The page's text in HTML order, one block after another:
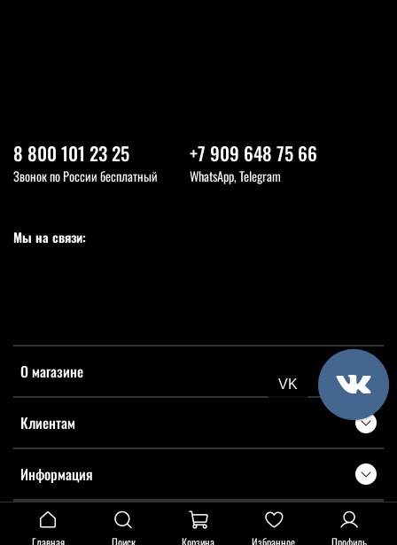
О магазине
Клиентам
Информация
8 800 101 23 25
Звонок по России бесплатный
+7 909 648 75 66
WhatsApp, Telegram
Мы на связи:
Главная Поиск Корзина Избранное Профиль
VK